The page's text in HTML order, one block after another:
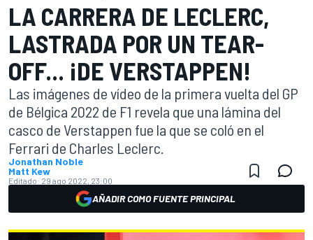
LA CARRERA DE LECLERC,
LASTRADA POR UN TEAR-
OFF... ¡DE VERSTAPPEN!
Las imágenes de vídeo de la primera vuelta del GP
de Bélgica 2022 de F1 revela que una lámina del
casco de Verstappen fue la que se coló en el
Ferrari de Charles Leclerc.
Jonathan Noble
Matt Kew
Editado: 29 ago 2022, 23:00
AÑADIR COMO FUENTE PRINCIPAL